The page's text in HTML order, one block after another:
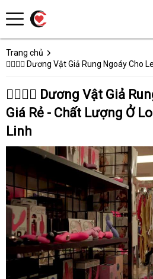
Trang chủ
👩‍❤️‍💋‍👨 Dương Vật Giả Rung Ngoáy Cho
👩‍❤️‍💋‍👨 Dương Vật Giả
Giá Rẻ - Chất Lượng Ở
Linh